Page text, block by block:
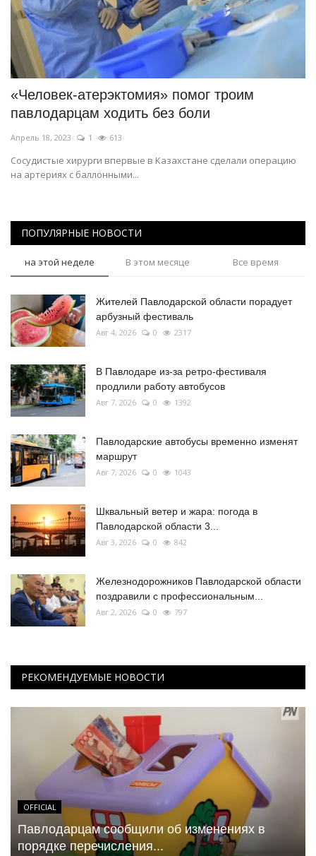
«Человек-атерэктомия» помог троим
павлодарцам ходить без боли
Апрель 18, 2023 1 613
Сосудистые хирурги впервые в Казахстане сделали операцию
на артериях с баллонными...
ПОПУЛЯРНЫЕ НОВОСТИ
на этой неделе В этом месяце Все время
Жителей Павлодарской области порадует
арбузный фестиваль
Авг 4, 2026 0 2317
В Павлодаре из-за ретро-фестиваля
продлили работу автобусов
Авг 7, 2026 0 1392
Павлодарские автобусы временно изменят
маршрут
Авг 7, 2026 0 1043
Шквальный ветер и жара: погода в
Павлодарской области 3...
Авг 3, 2026 0 842
Железнодорожников Павлодарской области
поздравили с профессиональным...
Авг 2, 2026 0 797
РЕКОМЕНДУЕМЫЕ НОВОСТИ
OFFICIAL
Павлодарцам сообщили об изменениях в
порядке перечисления...